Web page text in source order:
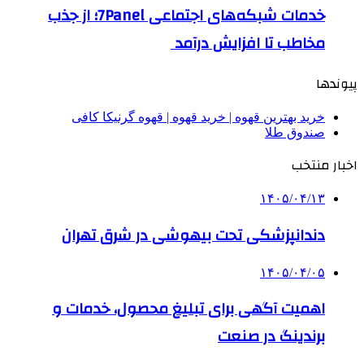
خدمات شبکه‌های اجتماعی 7Panel؛ از جذب
مخاطب تا افزایش درآمد
پیوندها
خرید بهترین قهوه | خرید قهوه | قهوه گرنیکا کافی
صندوق طلا
اخبار منتخب
۱۴۰۵/۰۴/۱۳
دندانپزشکی تحت بیهوشی در شرق تهران
۱۴۰۵/۰۴/۰۵
اهمیت آگهی برای تبلیغ محصول، خدمات و
برندینگ در صنعت